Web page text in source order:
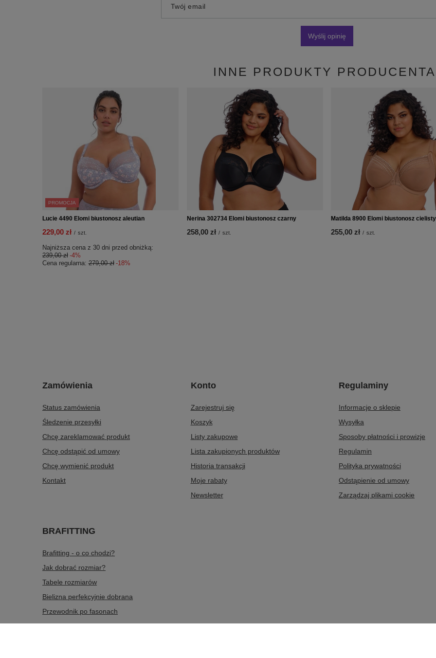
Twój email
Wyślij opinię
INNE PRODUKTY
PROMOCJA
Lucie 4490 Elomi biustonosz aleutian
229,00 zł / szt.
Najniższa cena z 30 dni przed obniżką:
239,00 zł -4%
Cena regularna:279,00 zł -18%
Nerina 302734 Elomi biustonosz czarny
258,00 zł / szt.
Matilda 8900 Elomi biustonosz cielisty
255,00 zł / szt.
Zamówienia
Status zamówienia
Śledzenie przesyłki
Chcę zareklamować produkt
Chcę odstąpić od umowy
Chcę wymienić produkt
Kontakt
Konto
Zarejestruj się
Koszyk
Listy zakupowe
Lista zakupionych produktów
Historia transakcji
Moje rabaty
Newsletter
Regulaminy
Informacje o sklepie
Wysyłka
Sposoby płatności i prowizje
Regulamin
Polityka prywatności
Odstąpienie od umowy
Zarządzaj plikami cookie
BRAFITTING
Brafitting - o co chodzi?
Jak dobrać rozmiar?
Tabele rozmiarów
Bielizna perfekcyjnie dobrana
Przewodnik po fasonach